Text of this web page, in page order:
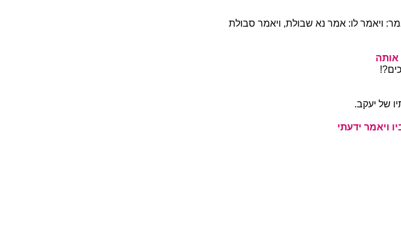
ויאמר לו: אמר נא שבולת, ויאמר סבולת
אותה
של יעקב.
ויאמר ידעתי